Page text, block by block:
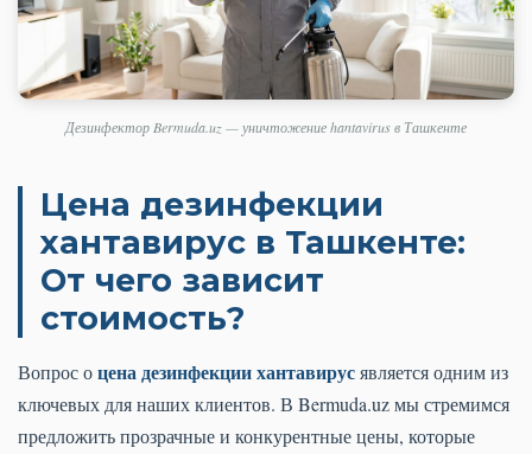
Дезинфектор Bermuda.uz — уничтожение hantavirus в Ташкенте
Цена дезинфекции
хантавирус в Ташкенте:
От чего зависит
стоимость?
Вопрос оцена дезинфекции хантавирусявляется одним из
ключевых для наших клиентов. В Bermuda.uz мы стремимся
предложить прозрачные и конкурентные цены, которые